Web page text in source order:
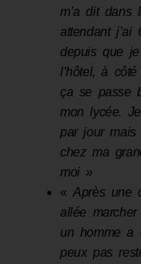
m’a dit dans
attendant
depuis que
l’hôtel, à
ça se passe
mon lycée.
par jourmais
chez ma
moi »
«Après une
allée
un homme a
peux pas